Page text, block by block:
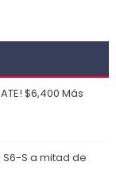
$6,400 Más
S a mitad de